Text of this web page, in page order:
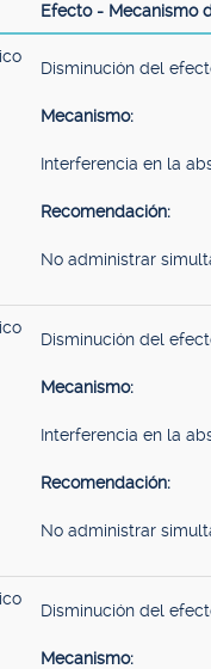
Efecto - Mecanismo
Disminución del
Mecanismo:
Interferencia en la
Recomendación:
No administrar
Disminución del
Mecanismo:
Interferencia en la
Recomendación:
No administrar
Disminución del
Mecanismo: